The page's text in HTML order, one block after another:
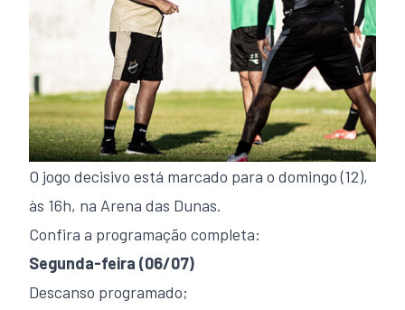
O jogo decisivo está marcado para o domingo (12),
às 16h, na Arena das Dunas.
Confira a programação completa:
Segunda-feira (06/07)
Descanso programado;